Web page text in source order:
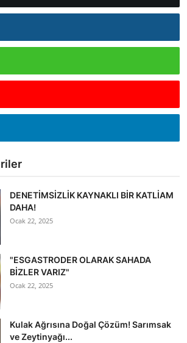
DENETİMSİZLİK KAYNAKLI BİR KATLİAM
DAHA!
Ocak 22, 2025
"ESGASTRODER OLARAK SAHADA
BİZLER VARIZ"
Ocak 22, 2025
Kulak Ağrısına Doğal Çözüm! Sarımsak
ve Zeytinyağı...